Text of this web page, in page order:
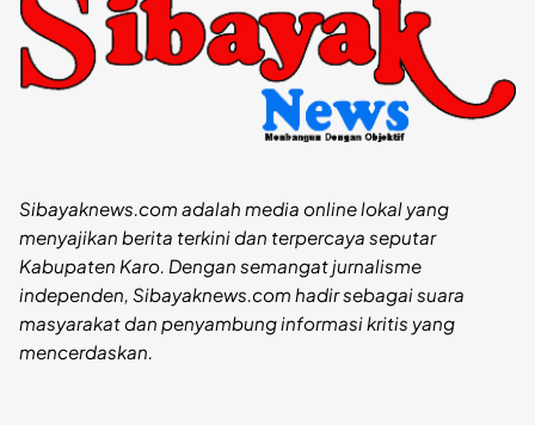
Sibayaknews.com adalah media online lokal yang
menyajikan berita terkini dan terpercaya seputar
Kabupaten Karo. Dengan semangat jurnalisme
independen, Sibayaknews.com hadir sebagai suara
masyarakat dan penyambung informasi kritis yang
mencerdaskan.